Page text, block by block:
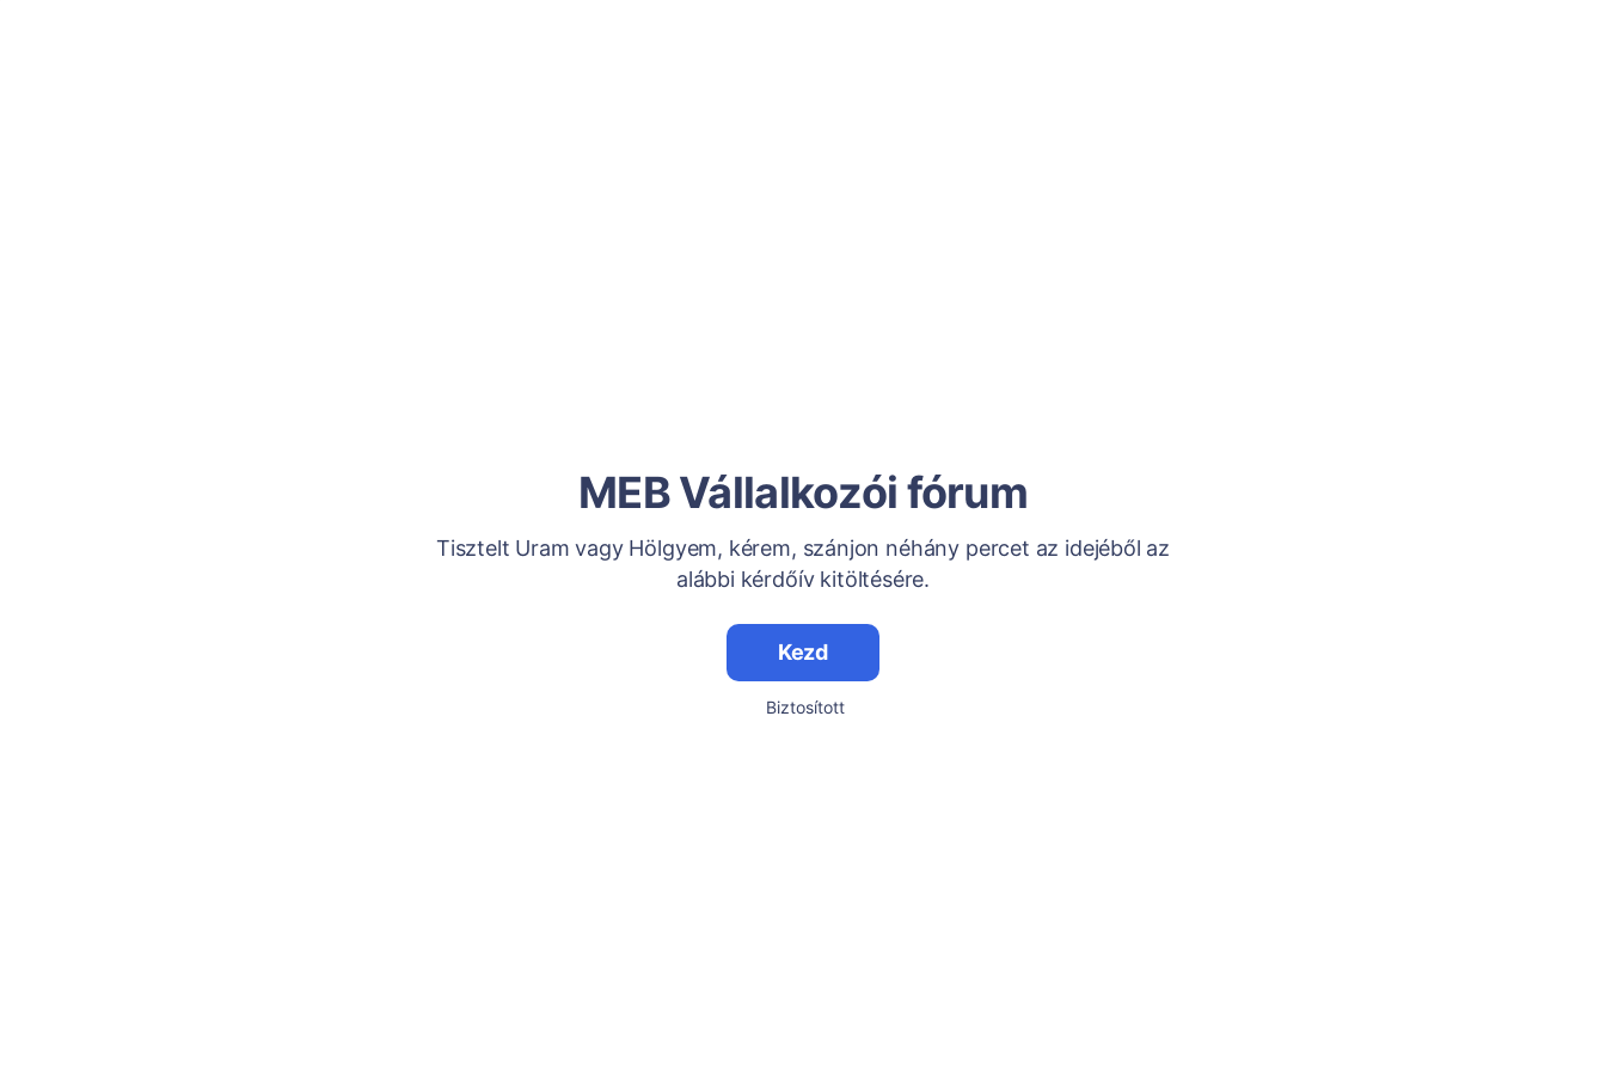
MEB Vállalkozói fórum
Tisztelt Uram vagy Hölgyem, kérem, szánjon néhány percet az idejéből az
alábbi kérdőív kitöltésére.
Kezd
Biztosított